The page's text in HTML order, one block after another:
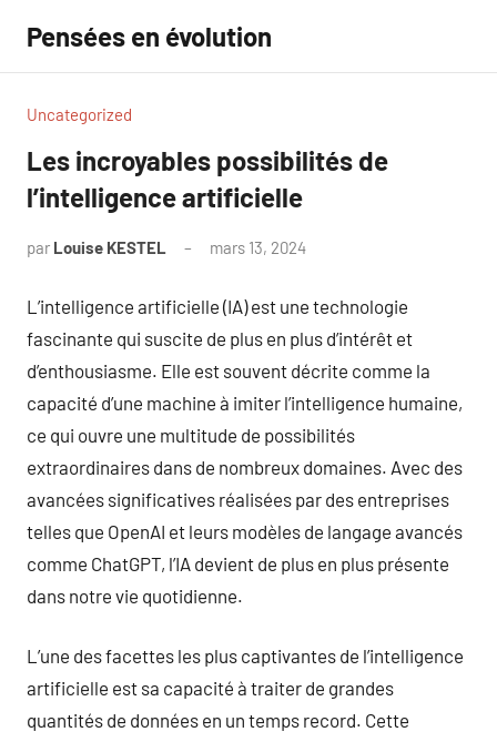
contenu
Pensées en évolution
Uncategorized
Les incroyables possibilités de
l’intelligence artificielle
par Louise KESTEL mars 13, 2024
L’intelligence artificielle (IA) est une technologie
fascinante qui suscite de plus en plus d’intérêt et
d’enthousiasme. Elle est souvent décrite comme la
capacité d’une machine à imiter l’intelligence humaine,
ce qui ouvre une multitude de possibilités
extraordinaires dans de nombreux domaines. Avec des
avancées significatives réalisées par des entreprises
telles que OpenAI et leurs modèles de langage avancés
comme ChatGPT, l’IA devient de plus en plus présente
dans notre vie quotidienne.
L’une des facettes les plus captivantes de l’intelligence
artificielle est sa capacité à traiter de grandes
quantités de données en un temps record. Cette